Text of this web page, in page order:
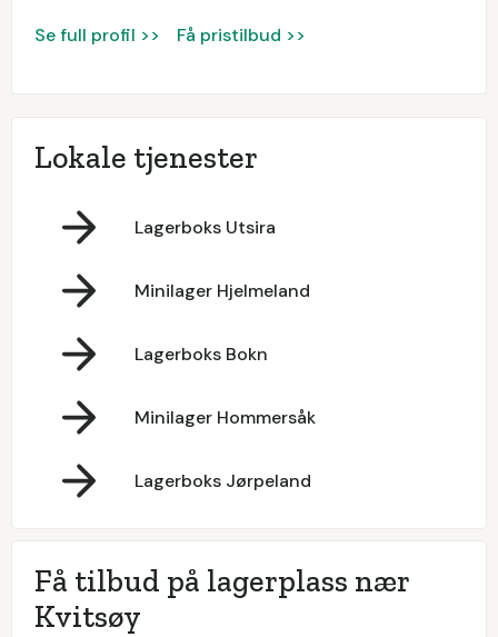
Se full profil >> Få pristilbud >>
Lokale tjenester
Lagerboks Utsira
Minilager Hjelmeland
Lagerboks Bokn
Minilager Hommersåk
Lagerboks Jørpeland
Få tilbud på lagerplass nær
Kvitsøy